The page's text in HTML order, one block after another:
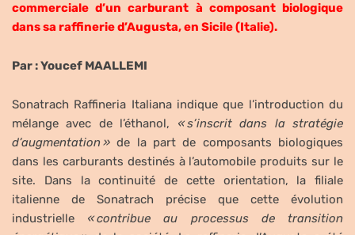
commerciale d’un carburant à composant biologique
dans sa raffinerie d’Augusta, en Sicile (Italie).
Par : Youcef MAALLEMI
Sonatrach Raffineria Italiana indique que l’introduction du
mélange avec de l’éthanol, « s’inscrit dans la stratégie
d’augmentation » de la part de composants biologiques
dans les carburants destinés à l’automobile produits sur le
site. Dans la continuité de cette orientation, la filiale
italienne de Sonatrach précise que cette évolution
industrielle « contribue au processus de transition